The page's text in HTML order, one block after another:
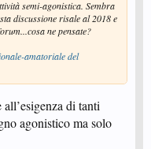
semi-agonistica. Sembra
discussione risale al 2018 e
ne pensate?
amatoriale del
di tanti
agonistico ma solo